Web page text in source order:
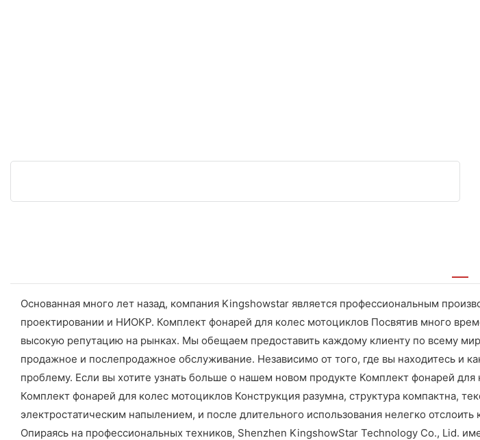
Основанная много лет назад, компания Kingshowstar является профессиональным
проектировании и НИОКР. Комплект фонарей для колес мотоциклов Посвятив много
высокую репутацию на рынках. Мы обещаем предоставить каждому клиенту по всему
продажное и послепродажное обслуживание. Независимо от того, где вы находитесь
проблему. Если вы хотите узнать больше о нашем новом продукте Комплект фонарей
Комплект фонарей для колес мотоциклов Конструкция разумна, структура компактна,
электростатическим напылением, и после длительного использования нелегко отслоить
Опираясь на профессиональных техников, Shenzhen KingshowStar Technology Co., Lid.